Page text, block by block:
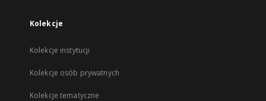
Kolekcje
Kolekcje instytucji
Kolekcje osób prywatnych
Kolekcje tematyczne